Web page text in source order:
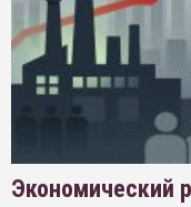
Экономический